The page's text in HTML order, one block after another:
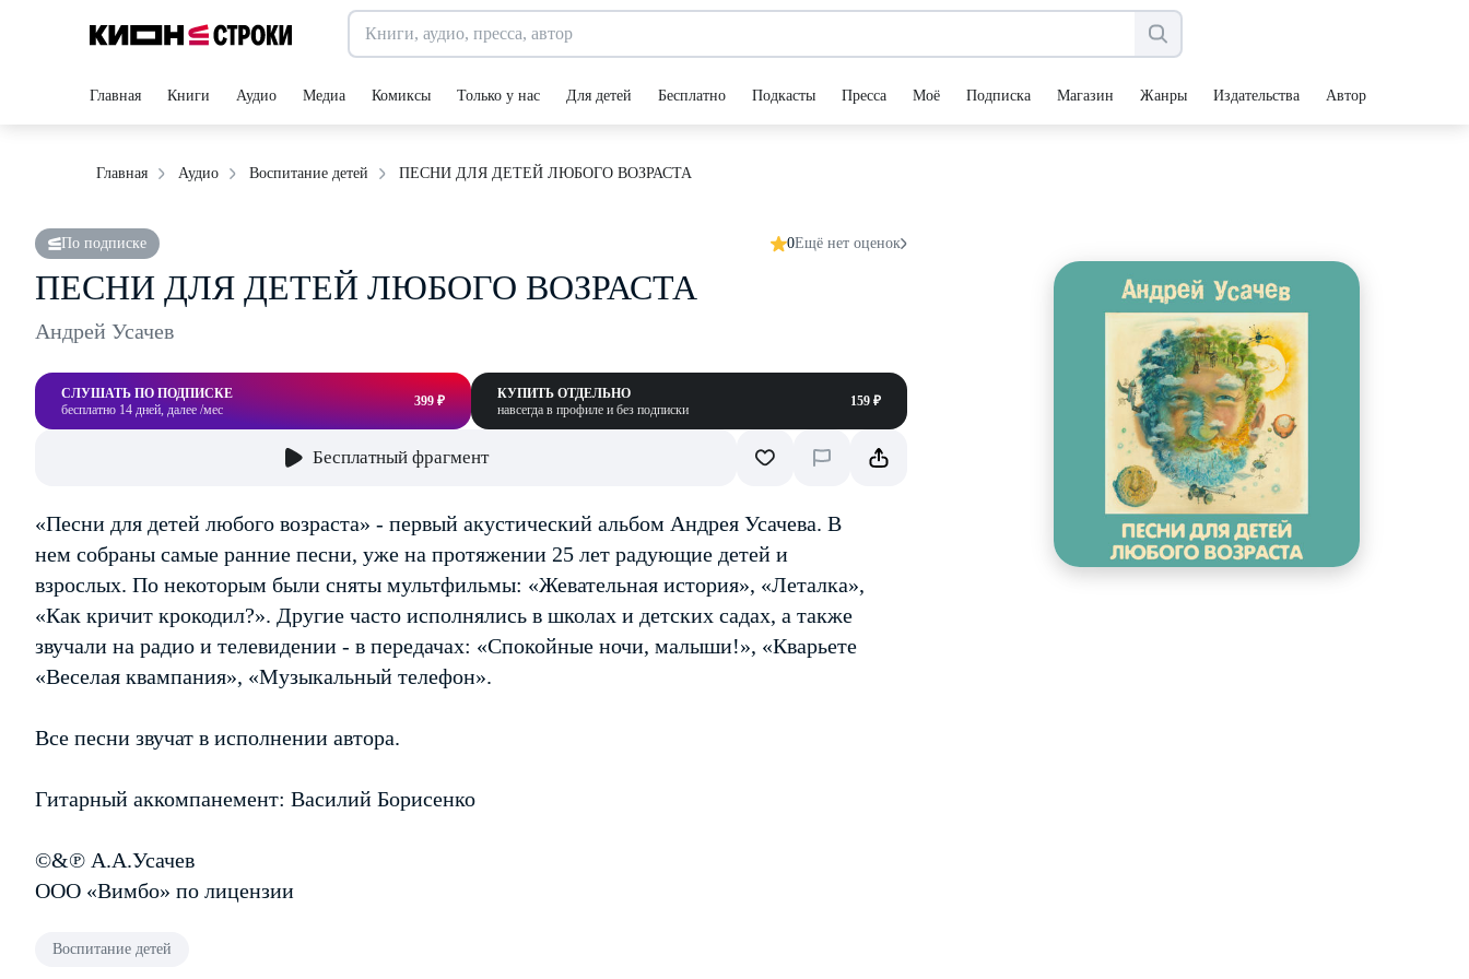
Главная Книги Аудио Медиа Комиксы Только у нас Для детей Бесплатно Подкасты Пресса Моё Подписка Магазин Жанры Издательства Авторы
Главная Аудио Воспитание детей ПЕСНИ ДЛЯ ДЕТЕЙ ЛЮБОГО ВОЗРАСТА
По подписке 0Ещё нет оценок
ПЕСНИ ДЛЯ ДЕТЕЙ ЛЮБОГО ВОЗРАСТА
Андрей Усачев
СЛУШАТЬ ПО ПОДПИСКЕ
бесплатно 14 дней, далее /мес
399 ₽
КУПИТЬ ОТДЕЛЬНО
навсегда в профиле и без подписки
159 ₽
Бесплатный фрагмент
«Песни для детей любого возраста» - первый акустический альбом Андрея Усачева. В
нем собраны самые ранние песни, уже на протяжении 25 лет радующие детей и
взрослых. По некоторым были сняты мультфильмы: «Жевательная история», «Леталка»,
«Как кричит крокодил?». Другие часто исполнялись в школах и детских садах, а также
звучали на радио и телевидении - в передачах: «Спокойные ночи, малыши!», «Кварьете
«Веселая квампания», «Музыкальный телефон».
Все песни звучат в исполнении автора.
Гитарный аккомпанемент: Василий Борисенко
©&℗ А.А.Усачев
ООО «Вимбо» по лицензии
Воспитание детей